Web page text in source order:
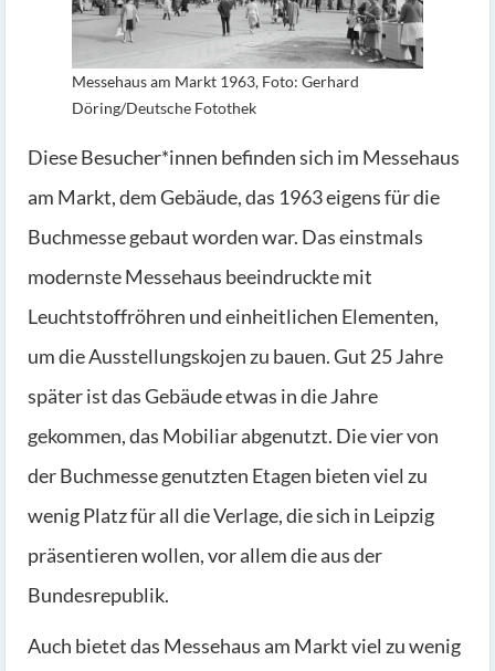
Messehaus am Markt 1963, Foto: Gerhard
Döring/Deutsche Fotothek
Diese Besucher*innen befinden sich im Messehaus
am Markt, dem Gebäude, das 1963 eigens für die
Buchmesse gebaut worden war. Das einstmals
modernste Messehaus beeindruckte mit
Leuchtstoffröhren und einheitlichen Elementen,
um die Ausstellungskojen zu bauen. Gut 25 Jahre
später ist das Gebäude etwas in die Jahre
gekommen, das Mobiliar abgenutzt. Die vier von
der Buchmesse genutzten Etagen bieten viel zu
wenig Platz für all die Verlage, die sich in Leipzig
präsentieren wollen, vor allem die aus der
Bundesrepublik.
Auch bietet das Messehaus am Markt viel zu wenig